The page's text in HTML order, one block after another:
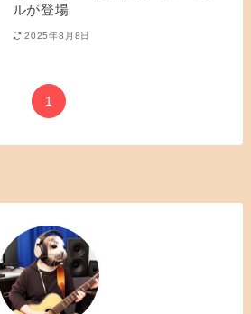
ルが登場
2025年8月8日
1